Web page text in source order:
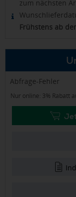
zum nächsten
Frühstens ab
Abfrage-Fehler
Nur online: 3% Rabatt